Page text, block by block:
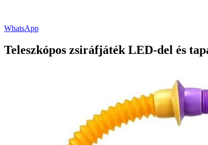
WhatsApp
Teleszkópos zsiráfjáték LED-del és